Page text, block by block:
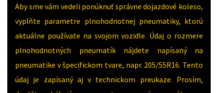
Aby sme vám vedeli ponúknuť správne dojazdové koleso,
vyplňte parametre plnohodnotnej pneumatiky, ktorú
aktuálne používate na svojom vozidle. Údaj o rozmere
plnohodnotných pneumatík nájdete napísaný na
pneumatike v špecifickom tvare, napr. 205/55R16. Tento
údaj je zapísaný aj v technickom preukaze. Prosím,